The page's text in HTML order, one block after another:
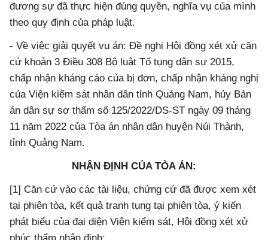
đương sự đã thực hiện đúng quyền, nghĩa vụ của mình
theo quy định của pháp luật.
- Về việc giải quyết vụ án: Đề nghị Hội đồng xét xử căn
cứ khoản 3 Điều 308 Bộ luật Tố tụng dân sự 2015,
chấp nhận kháng cáo của bị đơn, chấp nhận kháng nghị
của Viện kiểm sát nhân dân tỉnh Quảng Nam, hủy Bản
án dân sự sơ thẩm số 125/2022/DS-ST ngày 09 tháng
11 năm 2022 của Tòa án nhân dân huyện Núi Thành,
tỉnh Quảng Nam.
NHẬN ĐỊNH CỦA TÒA ÁN:
[1] Căn cứ vào các tài liệu, chứng cứ đã được xem xét
tại phiên tòa, kết quả tranh tụng tại phiên tòa, ý kiến
phát biểu của đại diện Viện kiểm sát, Hội đồng xét xử